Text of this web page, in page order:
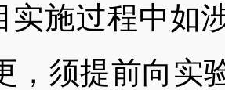
实施过程中如
，须提前向实